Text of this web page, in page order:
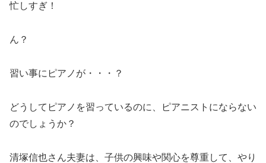
忙しすぎ！
ん？
習い事にピアノが・・・？
どうしてピアノを習っているのに、ピアニストにならない
のでしょうか？
清塚信也さん夫妻は、子供の興味や関心を尊重して、やり